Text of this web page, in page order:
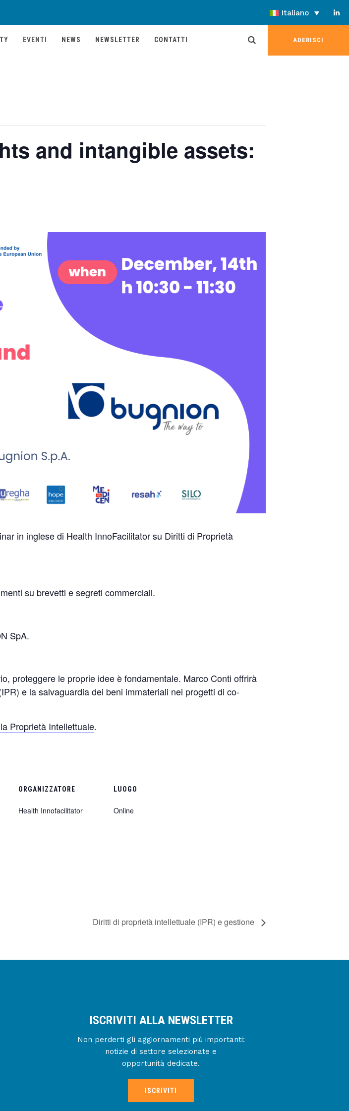
Italiano
ADERISCI
EVENTI NEWS NEWSLETTER CONTATTI
and intangible assets:
in inglese di Health InnoFacilitator su Diritti di Proprietà
su brevetti e segreti commerciali.
SpA.
proteggere le proprie idee è fondamentale. Marco Conti offrirà
e la salvaguardia dei beni immateriali nei progetti di co-
Proprietà Intellettuale.
ORGANIZZATORE
Health Innofacilitator
LUOGO
Online
Diritti di proprietà intellettuale (IPR) e gestione
ISCRIVITI ALLA NEWSLETTER
Non perderti gli aggiornamenti più importanti:
notizie di settore selezionate e
opportunità dedicate.
ISCRIVITI